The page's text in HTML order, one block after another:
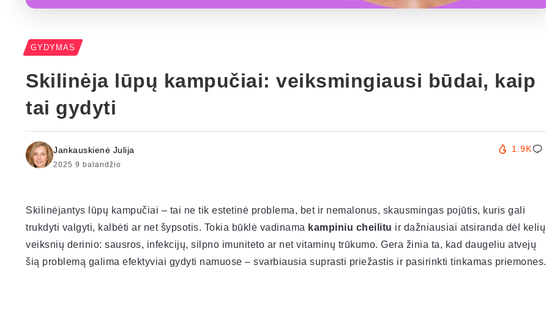
GYDYMAS
Skilinėja lūpų kampučiai: veiksmingiausi būdai, kaip
tai gydyti
Jankauskienė Julija
2025 9 balandžio
1.9K
Skilinėjantys lūpų kampučiai – tai ne tik estetinė problema, bet ir nemalonus, skausmingas pojūtis, kuris gali
trukdyti valgyti, kalbėti ar net šypsotis. Tokia būklė vadinama kampiniu cheilitu ir dažniausiai atsiranda dėl kelių
veiksnių derinio: sausros, infekcijų, silpno imuniteto ar net vitaminų trūkumo. Gera žinia ta, kad daugeliu atvejų
šią problemą galima efektyviai gydyti namuose – svarbiausia suprasti priežastis ir pasirinkti tinkamas priemones.